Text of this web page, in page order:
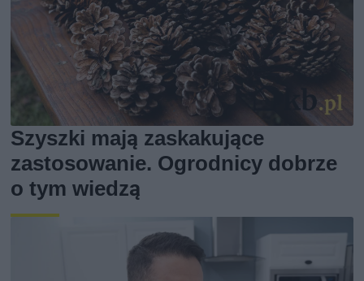
Szyszki mają zaskakujące
zastosowanie. Ogrodnicy dobrze
o tym wiedzą